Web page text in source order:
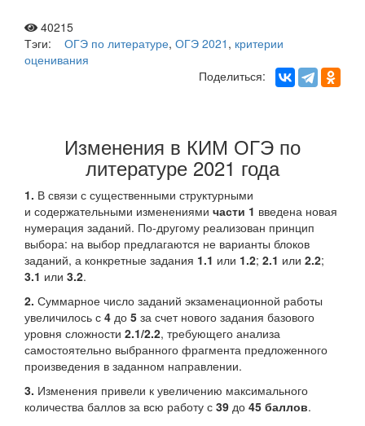
40215
Тэги:
ОГЭ по литературе, ОГЭ 2021 , критерии
оценивания
Поделиться:
Изменения в КИМ ОГЭ по
литературе 2021 года
1. В связи с существенными структурными
и содержательными изменениями части 1 введена новая
нумерация заданий. По-другому реализован принцип
выбора: на выбор предлагаются не варианты блоков
заданий, а конкретные задания 1.1 или 1.2; 2.1 или 2.2;
3.1 или 3.2.
2. Суммарное число заданий экзаменационной работы
увеличилось с 4 до 5 за счет нового задания базового
уровня сложности 2.1/2.2, требующего анализа
самостоятельно выбранного фрагмента предложенного
произведения в заданном направлении.
3. Изменения привели к увеличению максимального
количества баллов за всю работу с 39 до 45 баллов.